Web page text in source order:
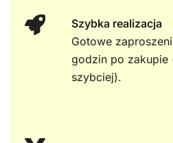
Szybka realizacja
Gotowe
godzin po zakupie
szybciej).